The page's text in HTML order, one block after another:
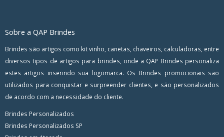
Sobre a QAP Brindes
Brindes são artigos como kit vinho, canetas, chaveiros, calculadoras, entre
diversos tipos de artigos para brindes, onde a QAP Brindes personaliza
estes artigos inserindo sua logomarca. Os Brindes promocionais são
utilizados para conquistar e surpreender clientes, e são personalizados
de acordo com a necessidade do cliente.
Brindes Personalizados
Brindes Personalizados SP